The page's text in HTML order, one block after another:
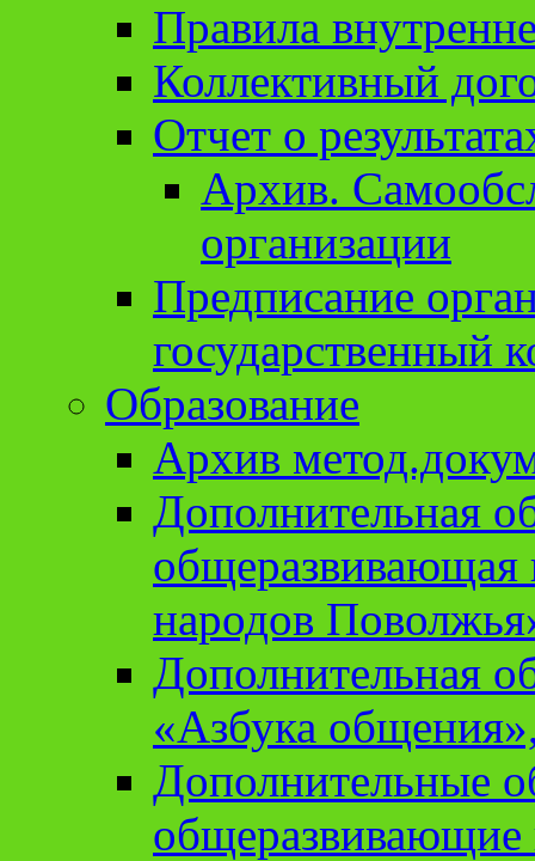
Правила
Коллективный
Отчет о
Архив.
организации
Предписание
государственный
Образование
Архив
Дополнительная
народов
Дополнительная
«Азбука
Дополнительные